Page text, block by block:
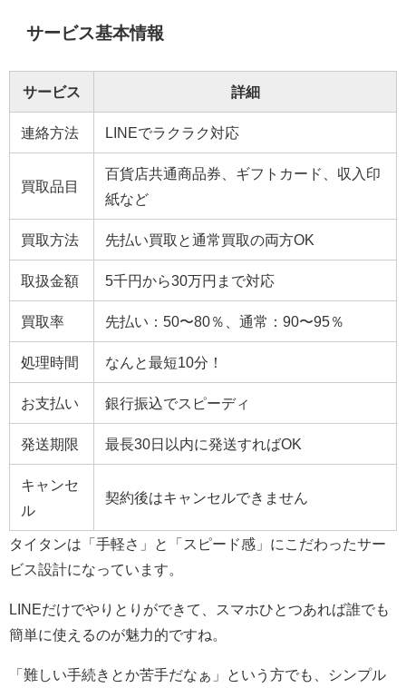
サービス基本情報
サービス 詳細
連絡方法 LINEでラクラク対応
買取品目
百貨店共通商品券、ギフトカード、収入印
紙など
買取方法 先払い買取と通常買取の両方OK
取扱金額 5千円から30万円まで対応
買取率 先払い：50〜80％、通常：90〜95％
処理時間 なんと最短10分！
お支払い 銀行振込でスピーディ
発送期限 最長30日以内に発送すればOK
キャンセ
ル
契約後はキャンセルできません
タイタンは「手軽さ」と「スピード感」にこだわったサー
ビス設計になっています。
LINEだけでやりとりができて、スマホひとつあれば誰でも
簡単に使えるのが魅力的ですね。
「難しい手続きとか苦手だなぁ」という方でも、シンプル